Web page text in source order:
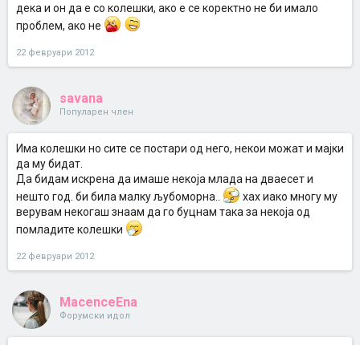
дека и он да е со колешки, ако е се коректно не би имало
проблем, ако не
22 февруари 2012
savana
Популарен член
Има колешки но сите се постари од него, некои можат и мајки
да му бидат.
Да бидам искрена да имаше некоја млада на дваесет и
нешто год. би била малку љубоморна..
хах иако многу му
верувам некогаш знаам да го буцнам така за некоја од
помладите колешки
22 февруари 2012
MacenceEna
Форумски идол